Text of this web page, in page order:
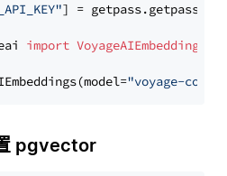
] = getpass.getpass(
import VoyageAIEmbeddings
"voyage-code-
pgvector